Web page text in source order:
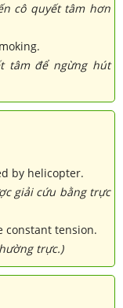
cô quyết tâm hơn
tâm để ngừng hút
by helicopter.
giải cứu bằng trực
constant tension.
trực.)